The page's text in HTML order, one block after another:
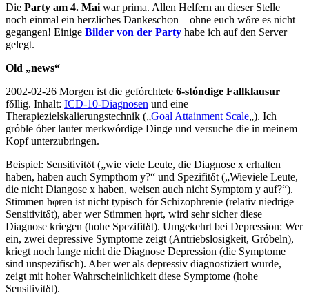
Die Party am 4. Mai war prima. Allen Helfern an dieser Stelle
noch einmal ein herzliches Dankeschφn – ohne euch wδre es nicht
gegangen! Einige Bilder von der Party habe ich auf den Server
gelegt.
Old „news“
2002-02-26 Morgen ist die gefόrchtete 6-stόndige Fallklausur
fδllig. Inhalt: ICD-10-Diagnosen und eine
Therapiezielskalierungstechnik („Goal Attainment Scale„). Ich
grόble όber lauter merkwόrdige Dinge und versuche die in meinem
Kopf unterzubringen.
Beispiel: Sensitivitδt („wie viele Leute, die Diagnose x erhalten
haben, haben auch Sympthom y?“ und Spezifitδt („Wieviele Leute,
die nicht Diangose x haben, weisen auch nicht Symptom y auf?“).
Stimmen hφren ist nicht typisch fόr Schizophrenie (relativ niedrige
Sensitivitδt), aber wer Stimmen hφrt, wird sehr sicher diese
Diagnose kriegen (hohe Spezifitδt). Umgekehrt bei Depression: Wer
ein, zwei depressive Symptome zeigt (Antriebslosigkeit, Grόbeln),
kriegt noch lange nicht die Diagnose Depression (die Symptome
sind unspezifisch). Aber wer als depressiv diagnostiziert wurde,
zeigt mit hoher Wahrscheinlichkeit diese Symptome (hohe
Sensitivitδt).